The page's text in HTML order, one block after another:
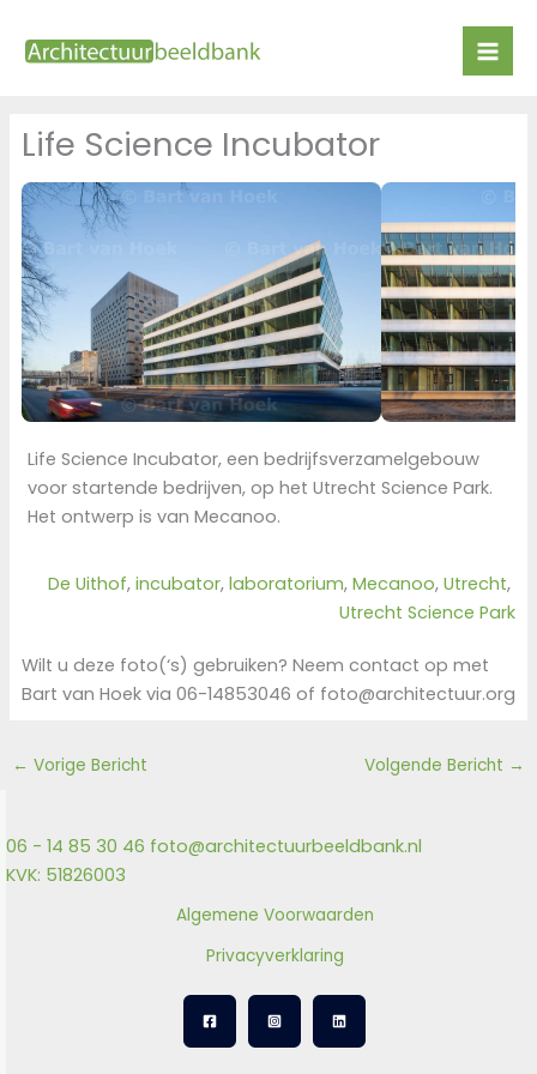
naar
Life Science Incubator
Life Science Incubator, een bedrijfsverzamelgebouw
voor startende bedrijven, op het Utrecht Science Park.
Het ontwerp is van Mecanoo.
De Uithof, incubator, laboratorium, Mecanoo, Utrecht
Utrecht Science Park
Wilt u deze foto(‘s) gebruiken? Neem contact op met
Bart van Hoek via 06-14853046 of foto@architectuur.org
← Vorige Bericht Volgende Bericht →
06 - 14 85 30 46 foto@architectuurbeeldbank.nl
KVK: 51826003
Algemene Voorwaarden
Privacyverklaring